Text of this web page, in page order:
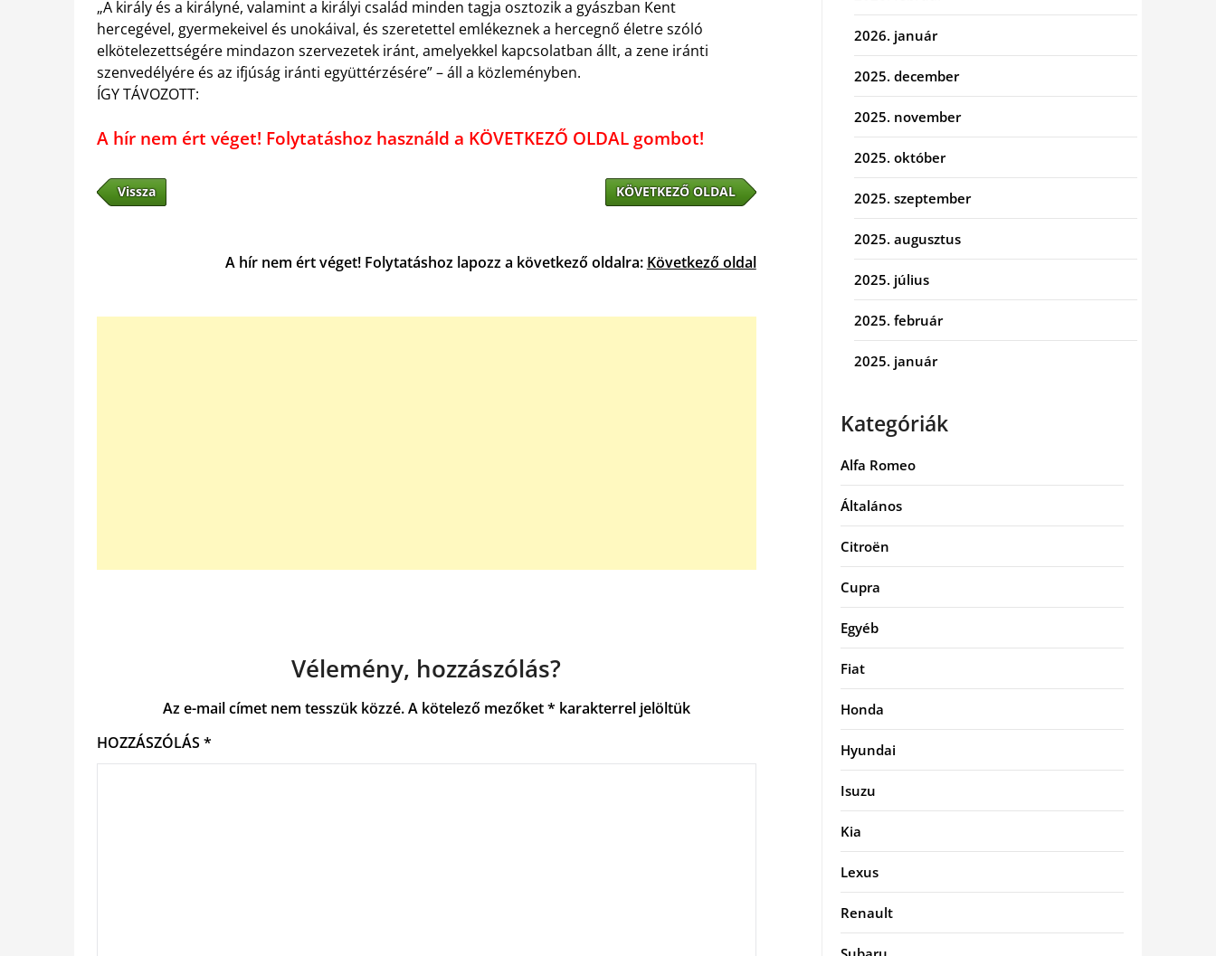
„A király és a királyné, valamint a királyi család minden tagja osztozik a gyászban Kent
hercegével, gyermekeivel és unokáival, és szeretettel emlékeznek a hercegnő életre szóló
elkötelezettségére mindazon szervezetek iránt, amelyekkel kapcsolatban állt, a zene iránti
szenvedélyére és az ifjúság iránti együttérzésére” – áll a közleményben.
ÍGY TÁVOZOTT:
A hír nem ért véget! Folytatáshoz használd a KÖVETKEZŐ OLDAL gombot!
Vissza KÖVETKEZŐ OLDAL
A hír nem ért véget! Folytatáshoz lapozz a következő oldalra: Következő oldal
Vélemény, hozzászólás?
Az e-mail címet nem tesszük közzé.A kötelező mezőket* karakterrel jelöltük
HOZZÁSZÓLÁS *
2026. január
2025. december
2025. november
2025. október
2025. szeptember
2025. augusztus
2025. július
2025. február
2025. január
Kategóriák
Alfa Romeo
Általános
Citroën
Cupra
Egyéb
Fiat
Honda
Hyundai
Isuzu
Kia
Lexus
Renault